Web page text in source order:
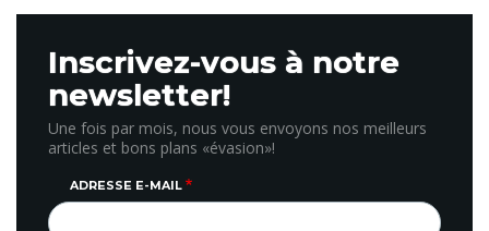
Inscrivez-vous à notre
newsletter!
Une fois par mois, nous vous envoyons nos meilleurs
articles et bons plans «évasion»!
ADRESSE E-MAIL